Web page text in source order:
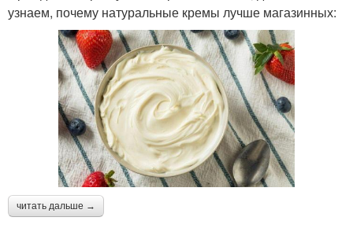
узнаем, почему натуральные кремы лучше магазинных:
читать дальше →